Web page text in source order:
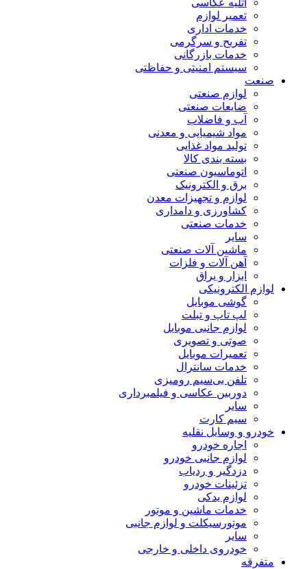
آتلیه عکاسی
تعمیر لوازم
خدمات اداری
تفریح و سرگرمی
خدمات بازرگانی
سیستم امنیتی و حفاظتی
صنعت
لوازم صنعتی
ضایعات صنعتی
آب و فاضلاب
مواد شیمیایی و معدنی
تولید مواد غذایی
بسته بندی کالا
اتوماسیون صنعتی
برق و الکترونیک
لوازم و تجهیزات معدن
کشاورزی و دامداری
خدمات صنعتی
سایر
ماشین آلات صنعتی
آهن آلات و فلزات
ابزار و یراق
لوازم الکترونیکی
گوشی موبایل
لپ تاپ و تبلت
لوازم جانبی موبایل
صوتی و تصویری
تعمیرات موبایل
خدمات سانترال
تلفن بی‌سیم رومیزی
دوربین عکاسی و فیلمبرداری
سایر
سیم کارت
خودرو و وسایل نقلیه
اجاره خودرو
لوازم جانبی خودرو
دزدگیر و ردیاب
تزئینات خودرو
لوازم یدکی
خدمات ماشین و موتور
موتورسیکلت و لوازم جانبی
سایر
خودروی داخلی و خارجی
متفرقه